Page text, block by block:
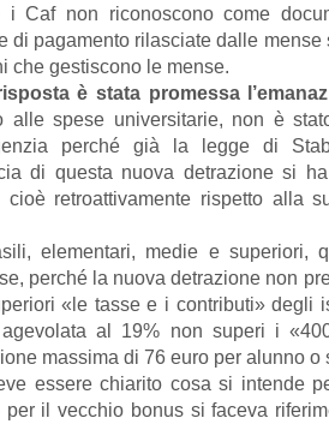
i Caf non riconoscono come
di pagamento rilasciate dalle
che gestiscono le mense.
è stata promessa
alle spese universitarie, non è
perché già la legge di
di questa nuova detrazione si
cioè retroattivamente rispetto alla
elementari, medie e superiori,
perché la nuova detrazione non
«le tasse e i contributi» degli
al 19% non superi i
massima di 76 euro per alunno o
essere chiarito cosa si intende
per il vecchio bonus si faceva